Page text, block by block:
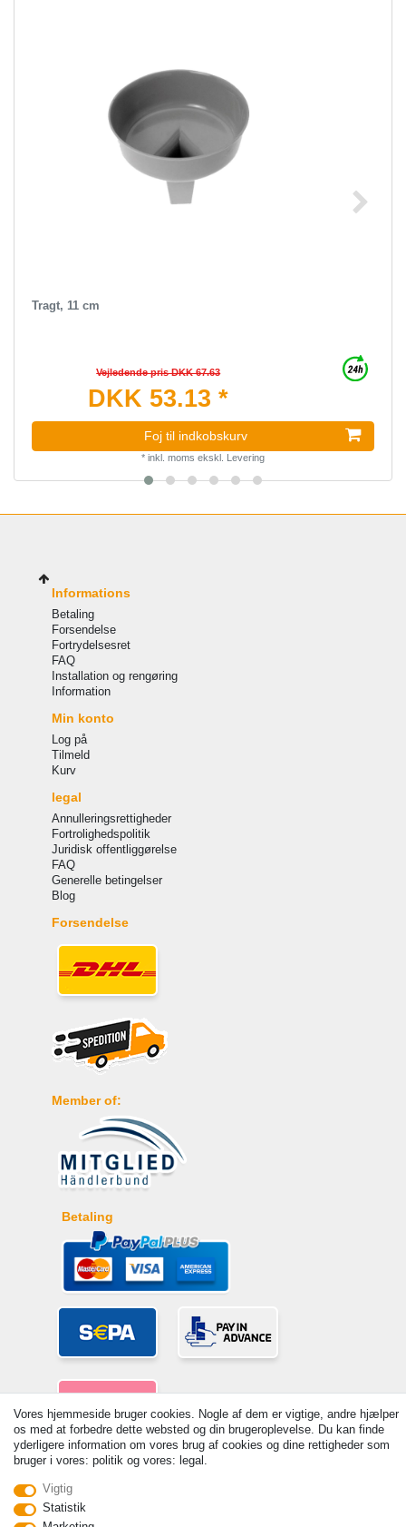
Tragt, 11 cm
Vejledende pris DKK 67.63
DKK 53.13 *
Foj til indkobskurv
* inkl. moms ekskl. Levering
Informations
Betaling
Forsendelse
Fortrydelsesret
FAQ
Installation og rengøring
Information
Min konto
Log på
Tilmeld
Kurv
legal
Annulleringsrettigheder
Fortrolighedspolitik
Juridisk offentliggørelse
FAQ
Generelle betingelser
Blog
Forsendelse
Member of:
Betaling
© Copyright 2026 | Alle rettigheder forbeholdes. - Prices incl. VAT. 19%
VAT Basic prices see article detail | * Applies to deliveries to the UK!
Vores hjemmeside bruger cookies. Nogle af dem er vigtige, andre hjælper
os med at forbedre dette websted og din brugeroplevelse. Du kan finde
yderligere information om vores brug af cookies og dine rettigheder som
bruger i vores: politik og vores: legal.
Vigtig
Statistik